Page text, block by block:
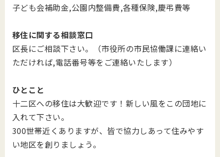
子ども会補助金,公園内整備費,各種保険,慶弔費等
移住に関する相談窓口
区長にご相談下さい。（市役所の市民協働課に連絡い
ただければ,電話番号等をご連絡いたします）
ひとこと
十二区への移住は大歓迎です！新しい風をこの団地に
入れて下さい。
300世帯近くありますが、皆で協力しあって住みやす
い地区を創りましょう。